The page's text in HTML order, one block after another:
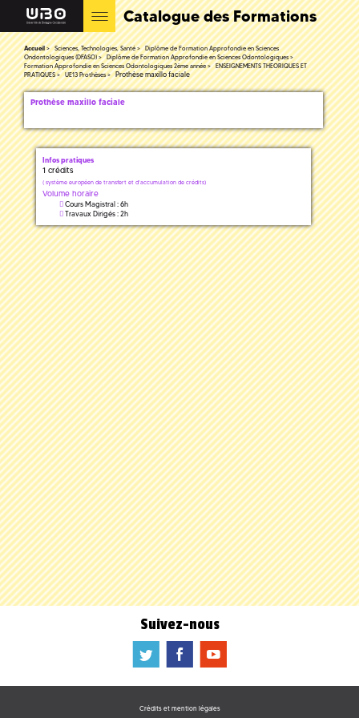
Catalogue des Formations
Accueil Sciences, Technologies, Santé
Diplôme de Formation Approfondie en Sciences
Ondontologiques (DFASO)
Diplôme de Formation Approfondie en Sciences Odontologiques
Formation Approfondie en Sciences Odontologiques 2ème année
ENSEIGNEMENTS THEORIQUES ET
PRATIQUES
UE13 Prothèses Prothèse maxillo faciale
Prothèse maxillo faciale
Infos pratiques
1 crédits
( système européen de transfert et d'accumulation de crédits)
Volume horaire
Cours Magistral : 6h
Travaux Dirigés : 2h
Suivez-nous
a b f
Crédits et mention légales